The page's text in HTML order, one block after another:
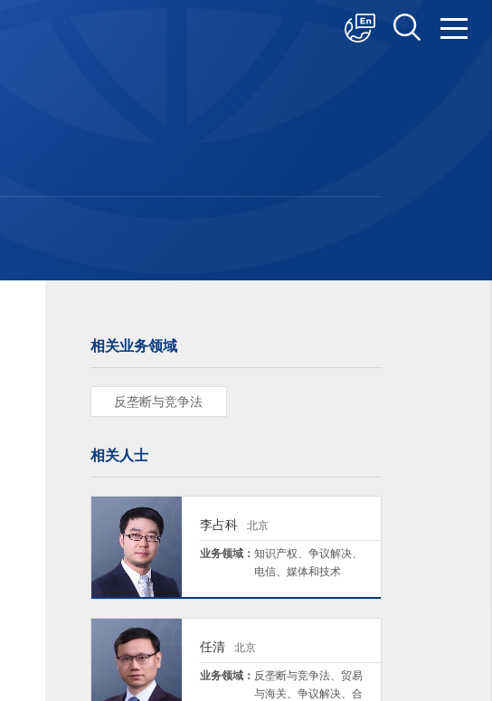
相关业务领域
反垄断与竞争法
相关人士
李占科 北京
业务领域： 知识产权、争议解决、
电信、媒体和技术
任清 北京
业务领域： 反垄断与竞争法、贸易
与海关、争议解决、合